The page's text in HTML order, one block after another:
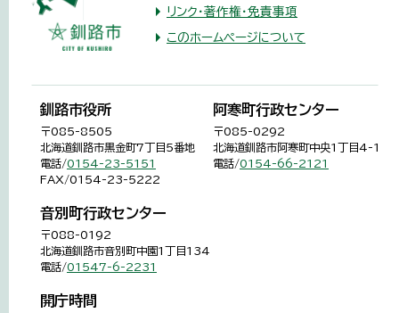
リンク・著作権・免責事項
このホームページについて
釧路市役所
〒085-8505
北海道釧路市黒金町7丁目5番地
電話/0154-23-5151
FAX/0154-23-5222
阿寒町行政センター
〒085-0292
北海道釧路市阿寒町中央1丁目4-1
電話/0154-66-2121
音別町行政センター
〒088-0192
北海道釧路市音別町中園1丁目134
電話/01547-6-2231
開庁時間